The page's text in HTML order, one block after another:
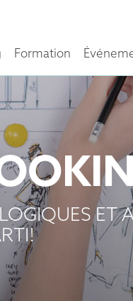
Formation
ET